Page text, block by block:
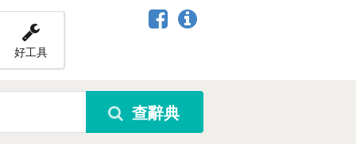
好工具
查辭典